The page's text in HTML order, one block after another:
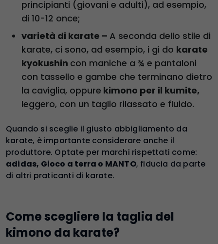
principianti (giovani e adulti), ad esempio,
di 10-12 once;
varietà di karate – A seconda dello stile di
karate, ci sono, ad esempio, i gi do karate
kyokushin con maniche a ¾ e pantaloni
con tassello e gambe che terminano dietro
la caviglia, oppure kimono per il kumite,
leggero, con un taglio rilassato e fluido.
Quando si sceglie il giusto abbigliamento da
karate, è importante considerare anche il
produttore. Optate per marchi rispettati come:
adidas, Gioco a terra o MANTO, fiducia da parte
di altri praticanti di karate.
Come scegliere la taglia del
kimono da karate?